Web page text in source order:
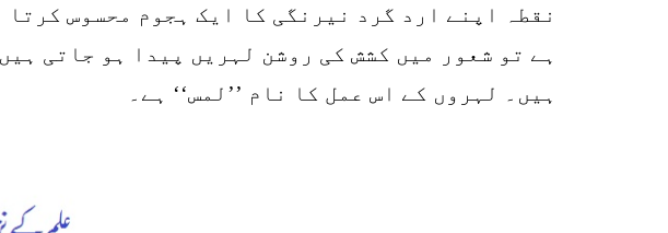
نقطہ اپنے ارد گرد نیرنگی کا ایک ہجوم محسوس
ہے تو شعور میں کشش کی روشن لہریں پیدا ہو جاتی
ہیں۔ لہروں کے اس عمل کا نام ’’لمس‘‘ ہے۔